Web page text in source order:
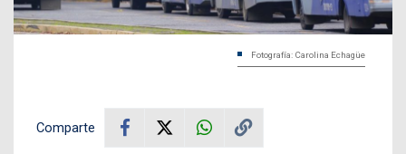
Fotografía: Carolina Echagüe
Comparte